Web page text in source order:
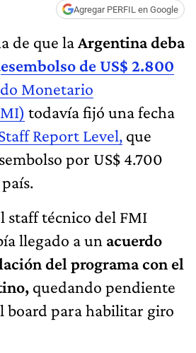
Agregar PERFIL en Google
de que laArgentina deba
esembolso de US$ 2.800
Monetario
todavía fijó una fecha
Report Level, que
por US$ 4.700
staff técnico del FMI
llegado a un acuerdo
del programa con el
quedando pendiente
board para habilitar giro